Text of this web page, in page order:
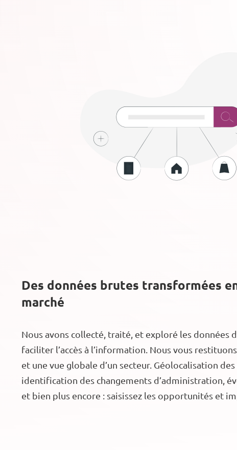
Des données brutes transformées
marché
Nous avons collecté, traité, et exploré les données
faciliter l’accès à l’information. Nous vous
et une vue globale d’un secteur. Géolocalisation
identification des changements d’administration,
et bien plus encore : saisissez les opportunités et